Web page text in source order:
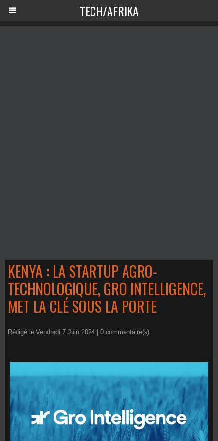
TECH/AFRIKA
KENYA : LA STARTUP AGRO-
TECHNOLOGIQUE, GRO INTELLIGENCE,
MET LA CLÉ SOUS LA PORTE
Rédigé le Vendredi 7 Juin 2024 | 0 commentaire(s)